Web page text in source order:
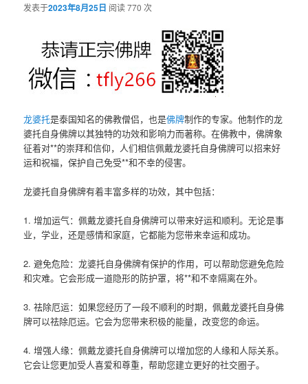
发表于2023年8月25日 阅读 770 次
龙婆托是泰国知名的佛教僧侣，也是佛牌制作的专家。他制作的龙
婆托自身佛牌以其独特的功效和影响力而著称。在佛教中，佛牌象
征着对**的崇拜和信仰，人们相信佩戴龙婆托自身佛牌可以招来好
运和祝福，保护自己免受**和不幸的侵害。
龙婆托自身佛牌有着丰富多样的功效，其中包括：
1. 增加运气：佩戴龙婆托自身佛牌可以带来好运和顺利。无论是事
业，学业，还是感情和家庭，它都能为您带来幸运和成功。
2. 避免危险：龙婆托自身佛牌有保护的作用，可以帮助您避免危险
和灾难。它会形成一道隐形的防护罩，将**和不幸隔离在外。
3. 祛除厄运：如果您经历了一段不顺利的时期，佩戴龙婆托自身佛
牌可以祛除厄运。它会为您带来积极的能量，改变您的命运。
4. 增强人缘：佩戴龙婆托自身佛牌可以增加您的人缘和人际关系。
它会让您更加受人喜爱和尊重，帮助您建立更好的社交圈子。